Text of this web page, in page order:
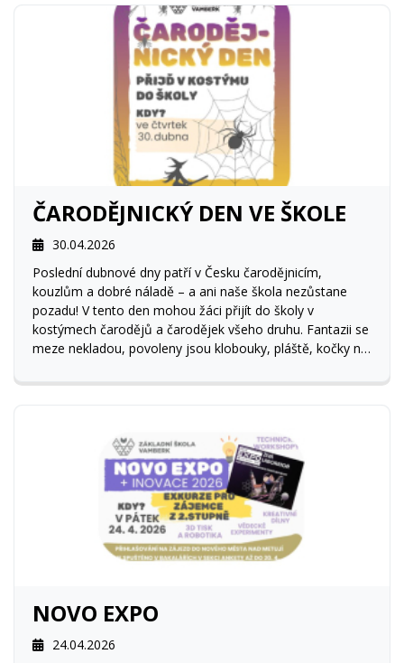
ČARODĚJNICKÝ DEN VE ŠKOLE
30.04.2026
Poslední dubnové dny patří v Česku čarodějnicím,
kouzlům a dobré náladě – a ani naše škola nezůstane
pozadu! V tento den mohou žáci přijít do školy v
kostýmech čarodějů a čarodějek všeho druhu. Fantazii se
meze nekladou, povoleny jsou klobouky, pláště, kočky na
NOVO EXPO
24.04.2026